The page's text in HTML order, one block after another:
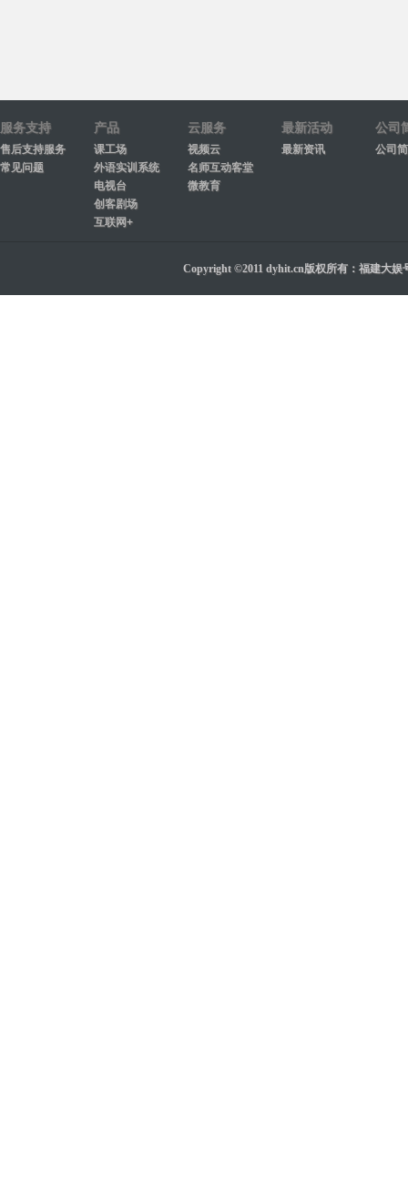
服务支持
售后支持服务
常见问题
产品
课工场
外语实训系统
电视台
创客剧场
互联网+
云服务
视频云
名师互动客堂
微教育
最新活动
最新资讯
公司
公司
Copyright ©2011 dyhit.cn版权所有：福建大娱